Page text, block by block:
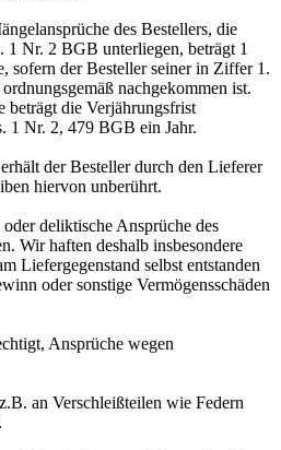
des Bestellers, die
1 Nr. 2 BGB unterliegen, beträgt 1
sofern der Besteller seiner in Ziffer 1.
nachgekommen ist.
beträgt die Verjährungsfrist
1 Nr. 2, 479 BGB ein Jahr.
der Besteller durch den Lieferer
hiervon unberührt.
deliktische Ansprüche des
Wir haften deshalb insbesondere
Liefergegenstand selbst entstanden
oder sonstige Vermögensschäden
Ansprüche wegen
an Verschleißteilen wie Federn